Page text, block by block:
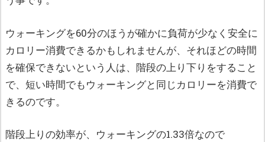
ウォーキングを60分のほうが確かに負荷が少なく安全に
カロリー消費できるかもしれませんが、それほどの時間
を確保できないという人は、階段の上り下りをすること
で、短い時間でもウォーキングと同じカロリーを消費で
きるのです。
階段上りの効率が、ウォーキングの1.33倍なので